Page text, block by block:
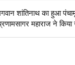
शांतिनाथ का हुआ
महाराज ने किया